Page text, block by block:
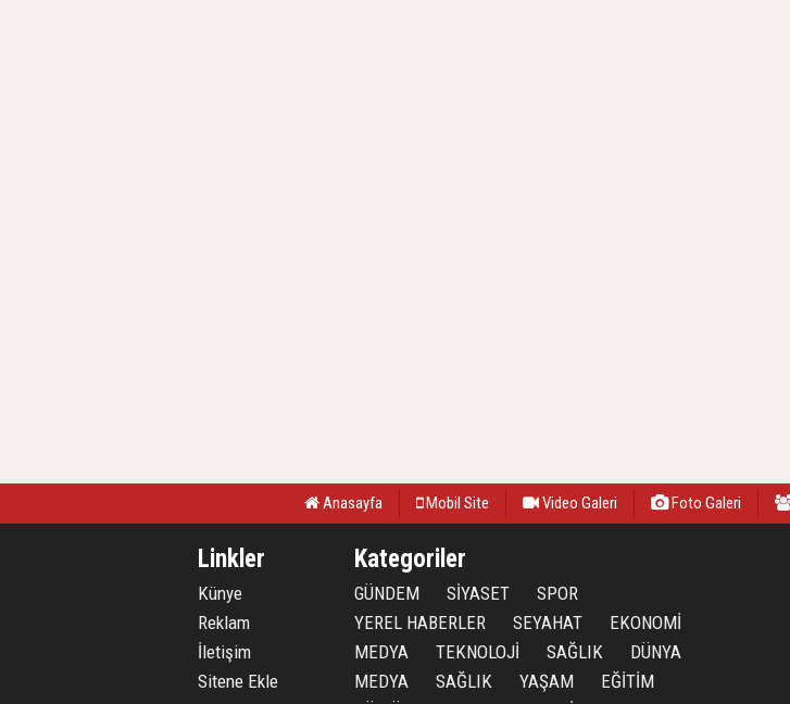
Anasayfa Mobil Site Video Galeri Foto Galeri
Linkler
Künye
Reklam
İletişim
Sitene Ekle
Kategoriler
GÜNDEM SİYASET
SPOR
YEREL HABERLER
SEYAHAT
EKONOMİ
MEDYA
TEKNOLOJİ SAĞLIK
DÜNYA
MEDYA
SAĞLIK YAŞAM
EĞİTİM